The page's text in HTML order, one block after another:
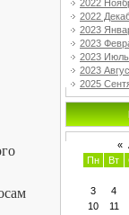
2022
2022
2023
2023
2023 Июль
2023
2025
«
Пн
Вт
3
4
10
11